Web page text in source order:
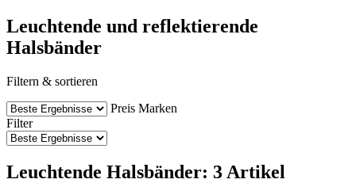
Leuchtende und reflektierende
Halsbänder
Filtern & sortieren
Preis Marken
Filter
Leuchtende Halsbänder: 3 Artikel